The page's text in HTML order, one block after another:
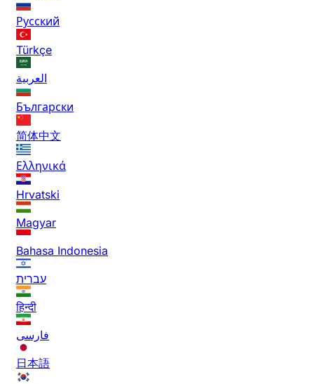
Русский
Türkçe
العربية
Български
简体中文
Ελληνικά
Hrvatski
Magyar
Bahasa Indonesia
עברית
हिन्दी
فارسی
日本語